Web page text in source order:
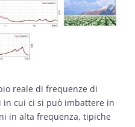
reale di frequenze di
cui ci si può imbattere in
in alta frequenza, tipiche